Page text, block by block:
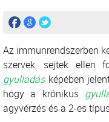
Az immunrendszerben
szervek, sejtek ellen
gyulladásképében
hogy a krónikus
agyvérzés és a 2-es